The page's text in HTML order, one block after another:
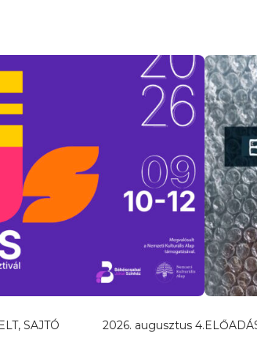
SAJTÓ 2026. augusztus 4.